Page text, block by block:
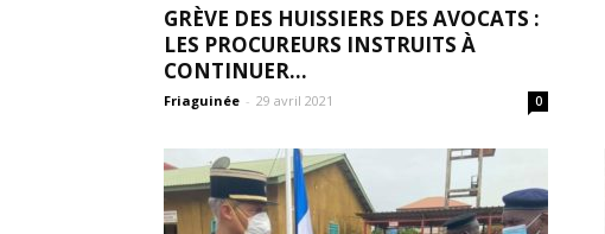
GRÈVE DES HUISSIERS DES AVOCATS :
LES PROCUREURS INSTRUITS À
CONTINUER...
Friaguinée - 29 avril 2021 0